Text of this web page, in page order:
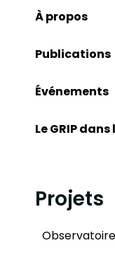
À propos
Publications
Événements
Le GRIP
Projets